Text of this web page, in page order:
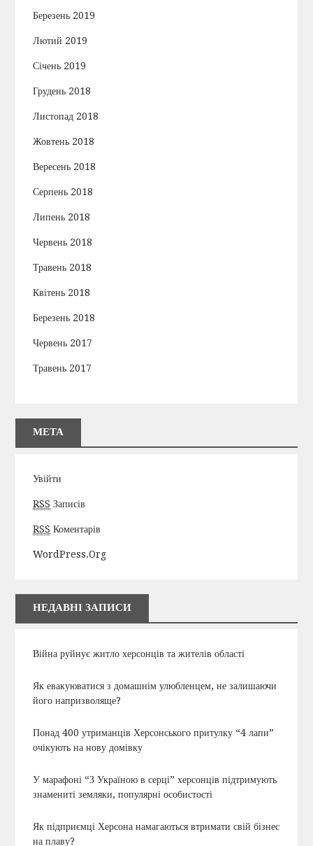
Березень 2019
Лютий 2019
Січень 2019
Грудень 2018
Листопад 2018
Жовтень 2018
Вересень 2018
Серпень 2018
Липень 2018
Червень 2018
Травень 2018
Квітень 2018
Березень 2018
Червень 2017
Травень 2017
МЕТА
Увійти
RSS Записів
RSS Коментарів
WordPress.org
НЕДАВНІ ЗАПИСИ
Війна руйнує житло херсонців та жителів області
Як евакуюватися з домашнім улюбленцем, не залишаючи
його напризволяще?
Понад 400 утриманців Херсонського притулку “4 лапи”
очікують на нову домівку
У марафоні “З Україною в серці” херсонців підтримують
знамениті земляки, популярні особистості
Як підприємці Херсона намагаються втримати свій бізнес
на плаву?